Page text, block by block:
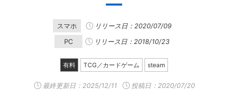
スマホ
リリース日：2020/07/09
PC
リリース日：2018/10/23
有料 TCG／カードゲーム steam
最終更新日： 2025/12/11 投稿日：2020/07/20